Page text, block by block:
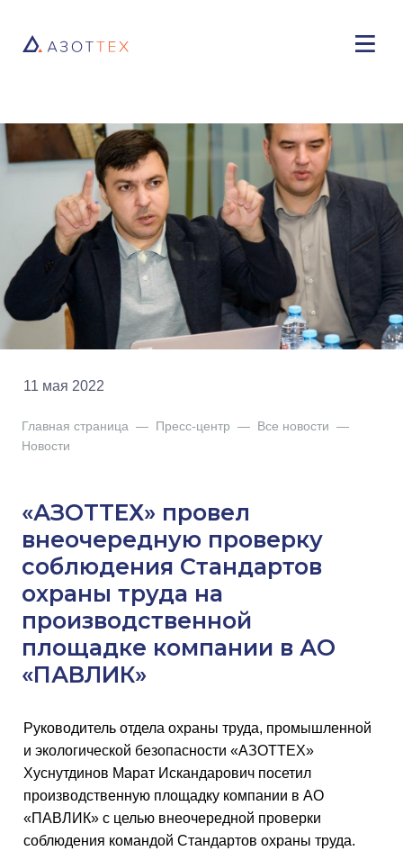
Главная страница — Пресс-центр — Все новости —
Новости
11 мая 2022
«АЗОТТЕХ» провел
внеочередную проверку
соблюдения Стандартов
охраны труда на
производственной
площадке компании в АО
«ПАВЛИК»
Руководитель отдела охраны труда, промышленной
и экологической безопасности «АЗОТТЕХ»
Хуснутдинов Марат Искандарович посетил
производственную площадку компании в АО
«ПАВЛИК» с целью внеочередной проверки
соблюдения командой Стандартов охраны труда.